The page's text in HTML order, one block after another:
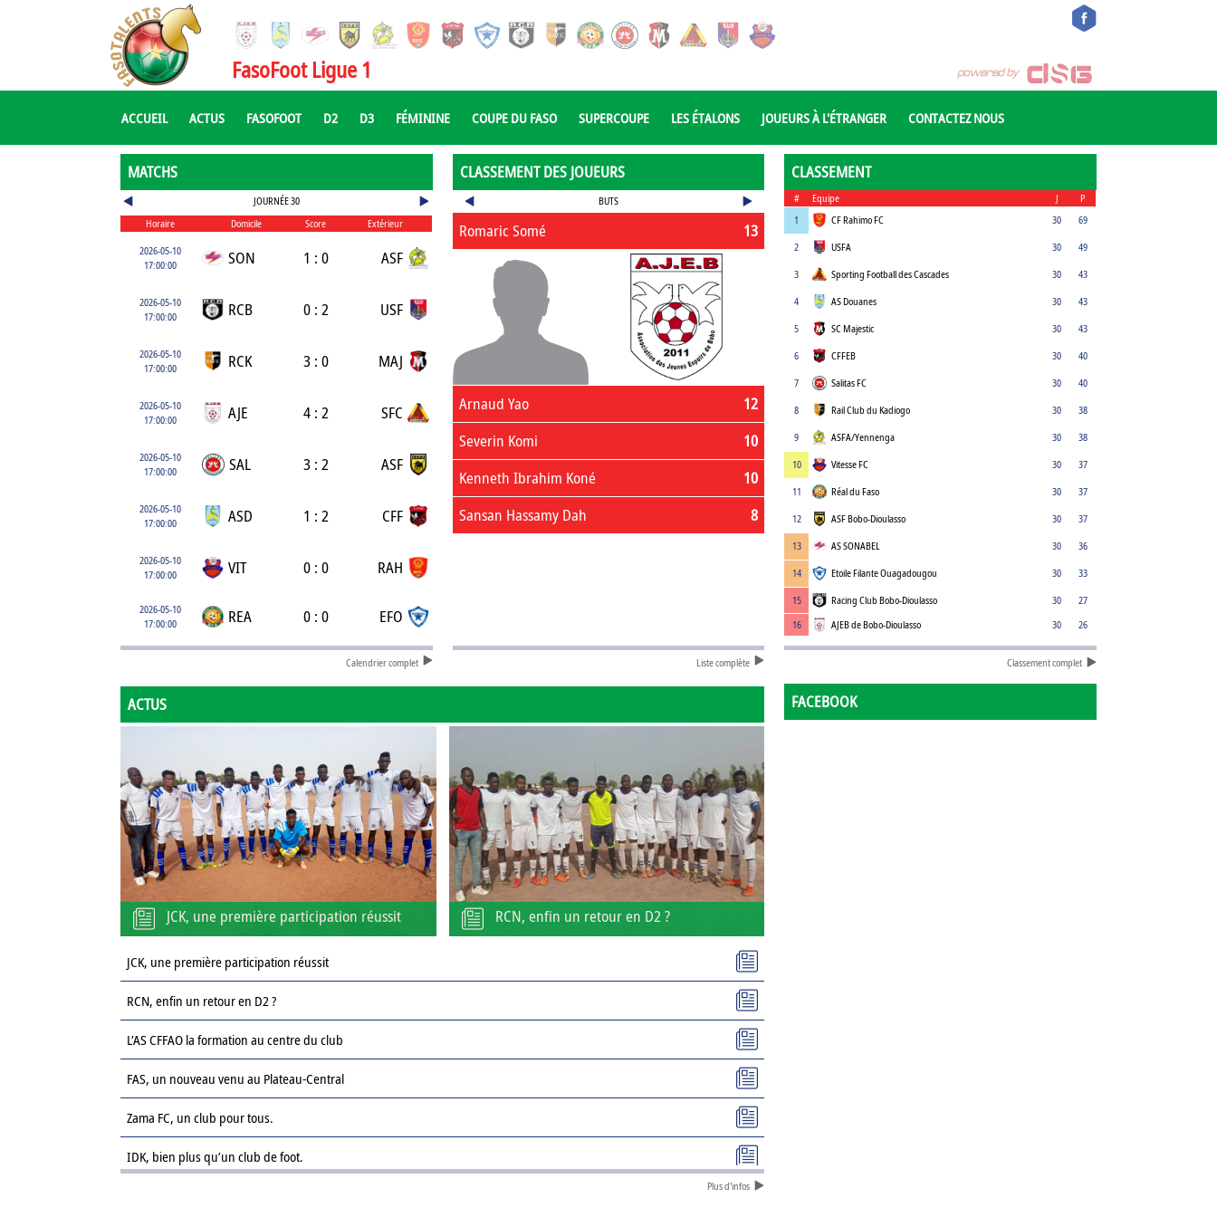
FasoFoot Ligue 1
ACCUEIL ACTUS FASOFOOT D2 D3 FÉMININE COUPE DU FASO SUPERCOUPE LES ÉTALONS JOUEURS À L'ÉTRANGER CONTACTEZ NOUS
MATCHS
JOURNÉE 30
Horaire
Domicile Score
Extérieur
2026-05-10
17:00:00
SON 1 : 0 ASF
2026-05-10
17:00:00
RCB 0 : 2 USF
2026-05-10
17:00:00
RCK 3 : 0 MAJ
2026-05-10
17:00:00
AJE 4 : 2 SFC
2026-05-10
17:00:00
SAL 3 : 2 ASF
2026-05-10
17:00:00
ASD 1 : 2 CFF
2026-05-10
17:00:00
VIT 0 : 0 RAH
2026-05-10
17:00:00
REA 0 : 0 EFO
Calendrier complet
CLASSEMENT DES JOUEURS
BUTS
13
Romaric Somé
12
Arnaud Yao
10
Severin Komi
10
Kenneth Ibrahim Koné
8
Sansan Hassamy Dah
Liste complète
CLASSEMENT
# Equipe J
P
1
CF Rahimo FC 30
69
2
USFA 30
49
3
Sporting Football des Cascades 30
43
4
AS Douanes 30
43
5
SC Majestic 30
43
6
CFFEB 30
40
7
Salitas FC 30
40
8
Rail Club du Kadiogo 30
38
9
ASFA/Yennenga 30
38
10
Vitesse FC 30
37
11
Réal du Faso 30
37
12
ASF Bobo-Dioulasso 30
37
13
AS SONABEL 30
36
14
Etoile Filante Ouagadougou 30
33
15
Racing Club Bobo-Dioulasso 30
27
16
AJEB de Bobo-Dioulasso 30 26
Classement complet
ACTUS
JCK, une première participation réussit RCN, enfin un retour en D2 ?
JCK, une première participation réussit
RCN, enfin un retour en D2 ?
L’AS CFFAO la formation au centre du club
FAS, un nouveau venu au Plateau-Central
Zama FC, un club pour tous.
IDK, bien plus qu’un club de foot.
Plus d'infos
FACEBOOK